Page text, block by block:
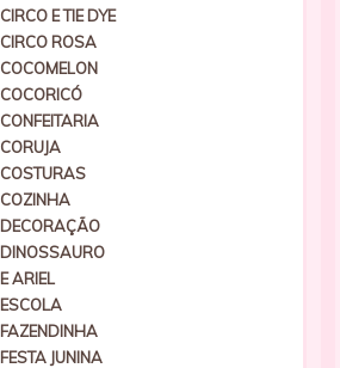
CIRCO E TIE DYE
CIRCO ROSA
COCOMELON
COCORICÓ
CONFEITARIA
CORUJA
COSTURAS
COZINHA
DECORAÇÃO
DINOSSAURO
E ARIEL
ESCOLA
FAZENDINHA
FESTA JUNINA